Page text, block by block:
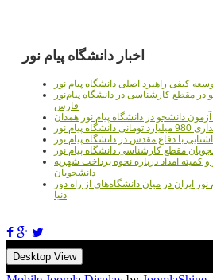
اخبار دانشگاه پیام نور
کیفی راهبرد اصلی دانشگاه پیام نور
مقطع کارشناسی در دانشگاه پیام‌نور
فارس
دانشجو در دانشگاه پیام نور همدان
پیام نور
با دفاع مقدس در دانشگاه پیام نور
مقطع کارشناسی دانشگاه پیام نور
کمیته امداد درباره نحوه پرداخت شهریه
دانشجویان
ایران در میان دانشگاه‌های از راه دور
دنیا
Desktop View